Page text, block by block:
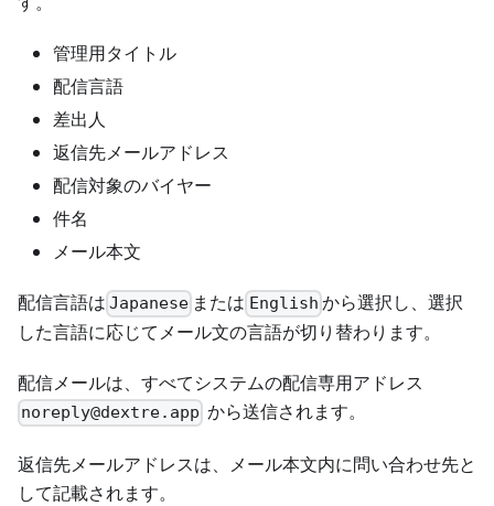
管理用タイトル
配信言語
差出人
返信先メールアドレス
配信対象のバイヤー
件名
メール本文
配信言語は Japanese または English から選択し、選択
した言語に応じてメール文の言語が切り替わります。
配信メールは、すべてシステムの配信専用アドレス
noreply@dextre.app から送信されます。
返信先メールアドレスは、メール本文内に問い合わせ先と
して記載されます。